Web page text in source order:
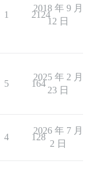
1 2124
2018 年 9 月
12 日
5 164
2025 年 2 月
23 日
4 128
2026 年 7 月
2 日